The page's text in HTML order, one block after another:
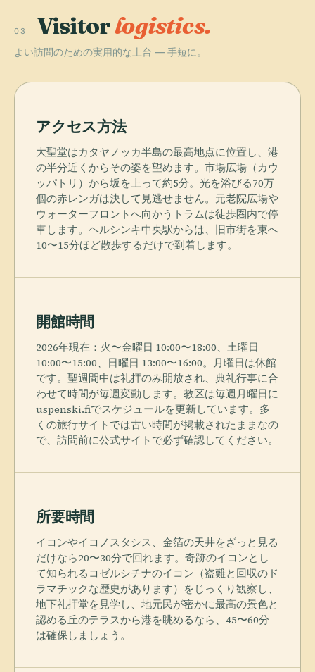
03 Visitorlogistics.
よい訪問のための実用的な土台 — 手短に。
アクセス方法
大聖堂はカタヤノッカ半島の最高地点に位置し、港
の半分近くからその姿を望めます。市場広場（カウ
ッパトリ）から坂を上って約5分。光を浴びる70万
個の赤レンガは決して見逃せません。元老院広場や
ウォーターフロントへ向かうトラムは徒歩圏内で停
車します。ヘルシンキ中央駅からは、旧市街を東へ
10〜15分ほど散歩するだけで到着します。
開館時間
2026年現在：火〜金曜日 10:00〜18:00、土曜日
10:00〜15:00、日曜日 13:00〜16:00。月曜日は休館
です。聖週間中は礼拝のみ開放され、典礼行事に合
わせて時間が毎週変動します。教区は毎週月曜日に
uspenski.fiでスケジュールを更新しています。多
くの旅行サイトでは古い時間が掲載されたままなの
で、訪問前に公式サイトで必ず確認してください。
所要時間
イコンやイコノスタシス、金箔の天井をざっと見る
だけなら20〜30分で回れます。奇跡のイコンとし
て知られるコゼルシチナのイコン（盗難と回収のド
ラマチックな歴史があります）をじっくり観察し、
地下礼拝堂を見学し、地元民が密かに最高の景色と
認める丘のテラスから港を眺めるなら、45〜60分
は確保しましょう。